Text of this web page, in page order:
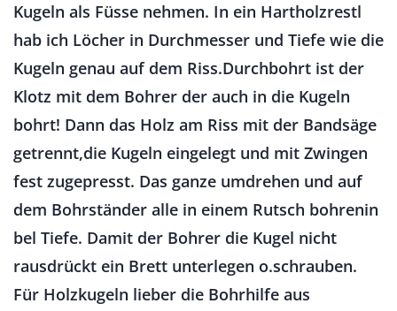
Kugeln als Füsse nehmen. In ein Hartholzrestl
hab ich Löcher in Durchmesser und Tiefe wie die
Kugeln genau auf dem Riss.Durchbohrt ist der
Klotz mit dem Bohrer der auch in die Kugeln
bohrt! Dann das Holz am Riss mit der Bandsäge
getrennt,die Kugeln eingelegt und mit Zwingen
fest zugepresst. Das ganze umdrehen und auf
dem Bohrständer alle in einem Rutsch bohrenin
bel Tiefe. Damit der Bohrer die Kugel nicht
rausdrückt ein Brett unterlegen o.schrauben.
Für Holzkugeln lieber die Bohrhilfe aus